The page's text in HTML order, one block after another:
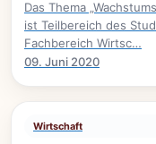
Das Thema
ist Teilbereich des
Fachbereich Wirtsc…
09. Juni 2020
Wirtschaft